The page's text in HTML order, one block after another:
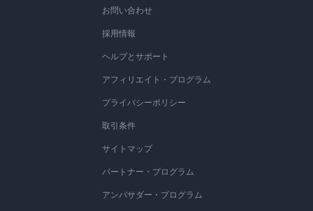
お問い合わせ
採用情報
ヘルプとサポート
アフィリエイト・プログラム
プライバシーポリシー
取引条件
サイトマップ
パートナー・プログラム
アンバサダー・プログラム